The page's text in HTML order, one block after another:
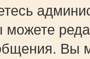
Вы